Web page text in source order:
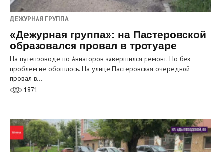
ДЕЖУРНАЯ ГРУППА
«Дежурная группа»: на Пастеровской
образовался провал в тротуаре
На путепроводе по Авиаторов завершился ремонт. Но без
проблем не обошлось. На улице Пастеровская очередной
провал в…
1871